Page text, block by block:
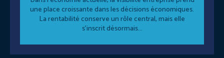
une place croissante dans les décisions économiques.
La rentabilité conserve un rôle central, mais elle
s’inscrit désormais...